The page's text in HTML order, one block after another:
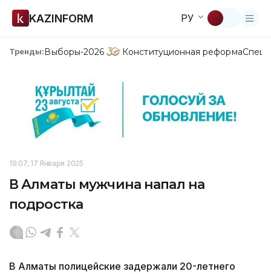
KAZINFORM РУ
Тренды:Выборы-2026 Конституционная реформа
19:07, 17 Января 2025
В Алматы мужчина напал на
подростка
В Алматы полицейские задержали 20-летнего